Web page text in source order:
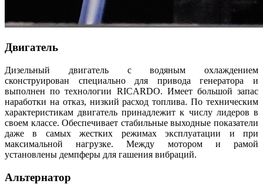
Двигатель
Дизельный двигатель с водяным охлаждением
сконструирован специально для привода генератора и
выполнен по технологии RICARDO. Имеет большой запас
наработки на отказ, низкий расход топлива. По техническим
характеристикам двигатель принадлежит к числу лидеров в
своем классе. Обеспечивает стабильные выходные показатели
даже в самых жестких режимах эксплуатации и при
максимальной нагрузке. Между мотором и рамой
установлены демпферы для гашения вибраций.
Альтернатор